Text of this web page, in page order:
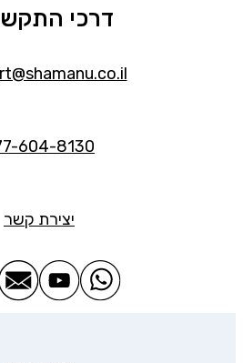
דרכי
604-8130
יצירת קשר